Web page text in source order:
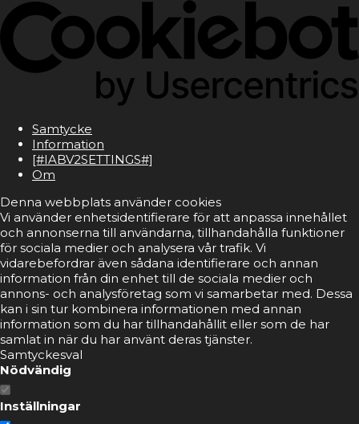
Samtycke
Information
[#IABV2SETTINGS#]
Om
Denna webbplats använder cookies
Vi använder enhetsidentifierare för att anpassa innehållet
och annonserna till användarna, tillhandahålla funktioner
för sociala medier och analysera vår trafik. Vi
vidarebefordrar även sådana identifierare och annan
information från din enhet till de sociala medier och
annons- och analysföretag som vi samarbetar med. Dessa
kan i sin tur kombinera informationen med annan
information som du har tillhandahållit eller som de har
samlat in när du har använt deras tjänster.
Samtyckesval
Nödvändig
Inställningar